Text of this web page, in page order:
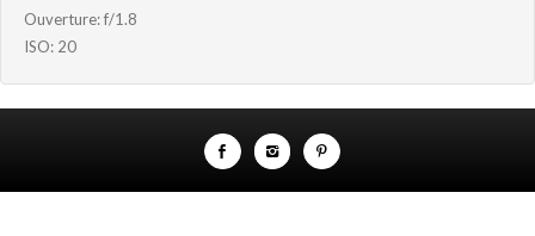
Ouverture: f/1.8
ISO: 20